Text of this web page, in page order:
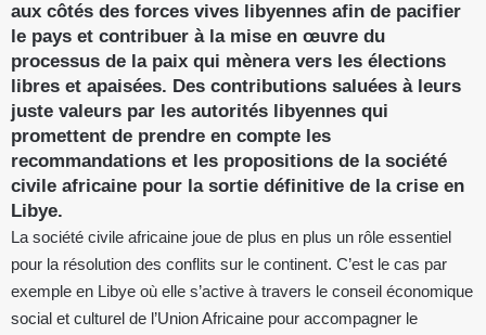
aux côtés des forces vives libyennes afin de pacifier
le pays et contribuer à la mise en œuvre du
processus de la paix qui mènera vers les élections
libres et apaisées. Des contributions saluées à leurs
juste valeurs par les autorités libyennes qui
promettent de prendre en compte les
recommandations et les propositions de la société
civile africaine pour la sortie définitive de la crise en
Libye.
La société civile africaine joue de plus en plus un rôle essentiel
pour la résolution des conflits sur le continent. C’est le cas par
exemple en Libye où elle s’active à travers le conseil économique
social et culturel de l’Union Africaine pour accompagner le